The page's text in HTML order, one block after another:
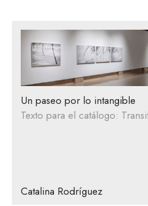
Un paseo por lo intangible
Texto para el catálogo:
Catalina Rodríguez